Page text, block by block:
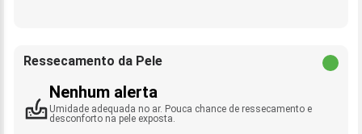
Ressecamento da Pele
Nenhum alerta
Umidade adequada no ar. Pouca chance de ressecamento e
desconforto na pele exposta.